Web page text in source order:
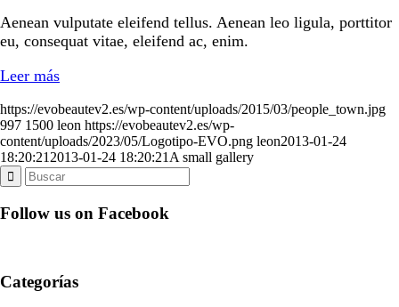
Aenean vulputate eleifend tellus. Aenean leo ligula, porttitor
eu, consequat vitae, eleifend ac, enim.
Leer más
https://evobeautev2.es/wp-content/uploads/2015/03/people_town.jpg
997 1500 leon https://evobeautev2.es/wp-
content/uploads/2023/05/Logotipo-EVO.png leon2013-01-24
18:20:21 2013-01-24 18:20:21 A small gallery
Follow us on Facebook
Categorías